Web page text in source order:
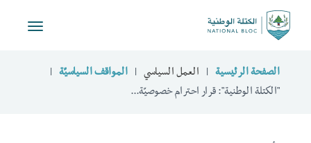
Toggle
الصفحة الرئيسية العمل السياسي
المواقف السياسيّة
"الكتلة الوطنية": قرار احترام خصوصيّة...